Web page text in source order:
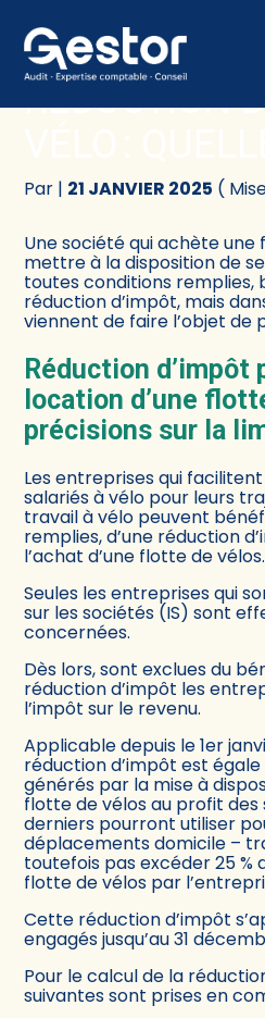
Aller
au
Créer et reprendre une
Gérer votre quotidien
Comptabilité
Fiscalité
Audit
Conseil
RÉDUCTION
Par | 21 JANVIER 2025 (
Une société qui achète
mettre à la disposition de
toutes conditions remplies,
réduction d’impôt, mais
viennent de faire l’objet de
Réduction d’impôt
location d’une
précisions sur la
Les entreprises qui
salariés à vélo pour leurs
travail à vélo peuvent
remplies, d’une réduction
l’achat d’une flotte de vélos.
Seules les entreprises qui
sur les sociétés (IS) sont
concernées.
Dès lors, sont exclues du
réduction d’impôt les
l’impôt sur le revenu.
Applicable depuis le 1er
réduction d’impôt est
générés par la mise à
flotte de vélos au profit des
derniers pourront utiliser
déplacements domicile –
toutefois pas excéder 25 %
flotte de vélos par
Cette réduction d’impôt
engagés jusqu’au 31
Pour le calcul de la
suivantes sont prises en